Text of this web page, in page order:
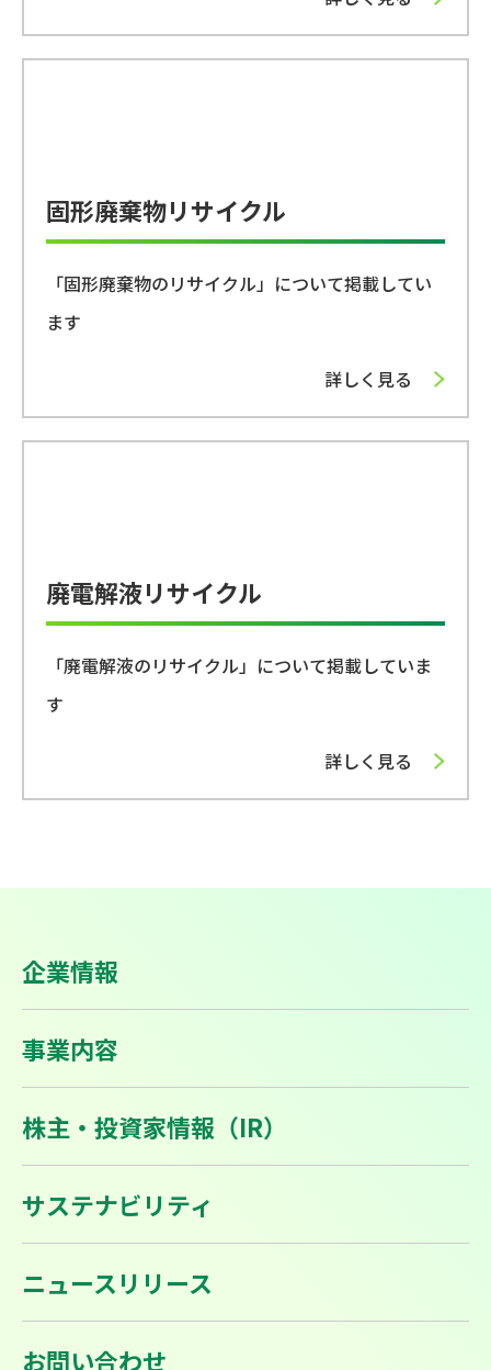
固形廃棄物リサイクル
「固形廃棄物のリサイクル」について掲載してい
ます
詳しく見る
廃電解液リサイクル
「廃電解液のリサイクル」について掲載していま
す
詳しく見る
企業情報
事業内容
株主・投資家情報（IR）
サステナビリティ
ニュースリリース
お問い合わせ